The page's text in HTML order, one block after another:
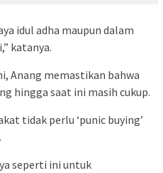
idul adha maupun dalam
katanya.
Anang memastikan bahwa
hingga saat ini masih cukup.
tidak perlu ‘punic buying’
seperti ini untuk